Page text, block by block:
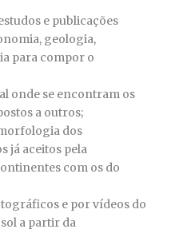
e publicações
geologia,
para compor o
onde se encontram os
a outros;
dos
já aceitos pela
com os do
e por vídeos do
a partir da